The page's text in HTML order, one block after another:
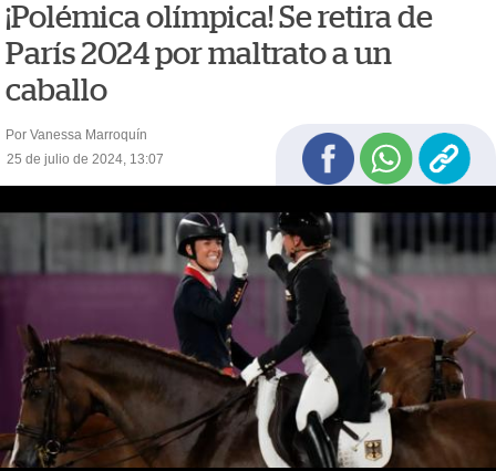
¡Polémica olímpica! Se retira de
París 2024 por maltrato a un
caballo
Por Vanessa Marroquín
25 de julio de 2024, 13:07